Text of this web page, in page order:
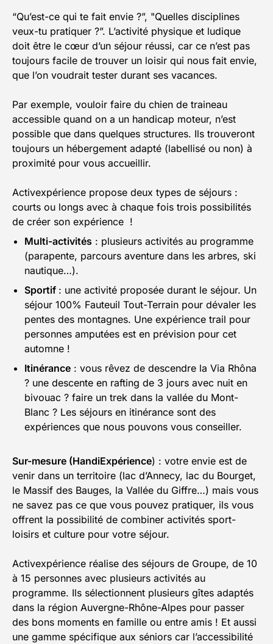
“Qu’est-ce qui te fait envie ?”, "Quelles disciplines
veux-tu pratiquer ?”. L’activité physique et ludique
doit être le cœur d’un séjour réussi, car ce n’est pas
toujours facile de trouver un loisir qui nous fait envie,
que l’on voudrait tester durant ses vacances.
Par exemple, vouloir faire du chien de traineau
accessible quand on a un handicap moteur, n’est
possible que dans quelques structures. Ils trouveront
toujours un hébergement adapté (labellisé ou non) à
proximité pour vous accueillir.
Activexpérience propose deux types de séjours :
courts ou longs avec à chaque fois trois possibilités
de créer son expérience !
Multi-activités : plusieurs activités au programme
(parapente, parcours aventure dans les arbres, ski
nautique…).
Sportif : une activité proposée durant le séjour. Un
séjour 100% Fauteuil Tout-Terrain pour dévaler les
pentes des montagnes. Une expérience trail pour
personnes amputées est en prévision pour cet
automne !
Itinérance : vous rêvez de descendre la Via Rhôna
? une descente en rafting de 3 jours avec nuit en
bivouac ? faire un trek dans la vallée du Mont-
Blanc ? Les séjours en itinérance sont des
expériences que nous pouvons vous conseiller.
Sur-mesure (HandiExpérience) : votre envie est de
venir dans un territoire (lac d’Annecy, lac du Bourget,
le Massif des Bauges, la Vallée du Giffre…) mais vous
ne savez pas ce que vous pouvez pratiquer, ils vous
offrent la possibilité de combiner activités sport-
loisirs et culture pour votre séjour.
Activexpérience réalise des séjours de Groupe, de 10
à 15 personnes avec plusieurs activités au
programme. Ils sélectionnent plusieurs gîtes adaptés
dans la région Auvergne-Rhône-Alpes pour passer
des bons moments en famille ou entre amis ! Et aussi
une gamme spécifique aux séniors car l’accessibilité